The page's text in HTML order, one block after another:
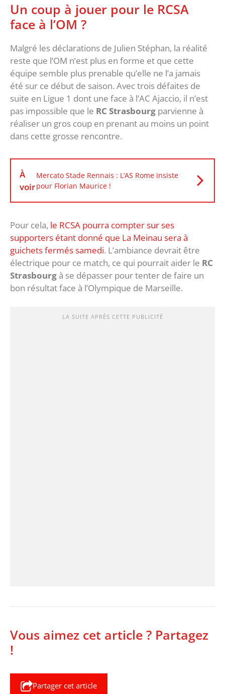
Un coup à jouer pour le RCSA
face à l’OM ?
Malgré les déclarations de Julien Stéphan, la réalité
reste que l’OM n’est plus en forme et que cette
équipe semble plus prenable qu’elle ne l’a jamais
été sur ce début de saison. Avec trois défaites de
suite en Ligue 1 dont une face à l’AC Ajaccio, il n’est
pas impossible que le RC Strasbourg parvienne à
réaliser un gros coup en prenant au moins un point
dans cette grosse rencontre.
À
voir
Mercato Stade Rennais : L’AS Rome insiste
pour Florian Maurice !
Pour cela, le RCSA pourra compter sur ses
supporters étant donné que La Meinau sera à
guichets fermés samedi. L’ambiance devrait être
électrique pour ce match, ce qui pourrait aider le RC
Strasbourgà se dépasser pour tenter de faire un
bon résultat face à l’Olympique de Marseille.
LA SUITE APRÈS CETTE PUBLICITÉ
Vous aimez cet article ? Partagez
!
Partager cet article